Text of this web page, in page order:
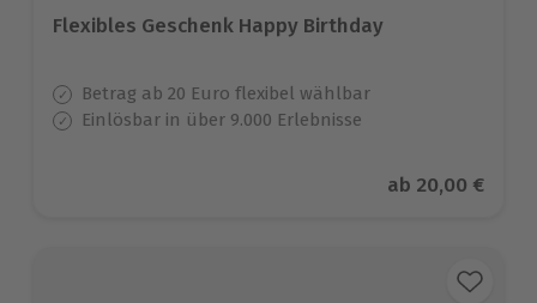
Flexibles Geschenk Happy Birthday
Betrag ab 20 Euro flexibel wählbar
Einlösbar in über 9.000 Erlebnisse
Aktueller Preis
ab 20,00 €